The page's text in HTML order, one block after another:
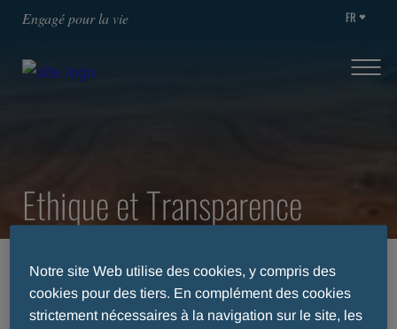
Engagé pour la vie FR
Ethique et Transparence
HOME ETHIQUE ET TRANSPARENCE
Notre site Web utilise des cookies, y compris des
cookies pour des tiers. En complément des cookies
strictement nécessaires à la navigation sur le site, les